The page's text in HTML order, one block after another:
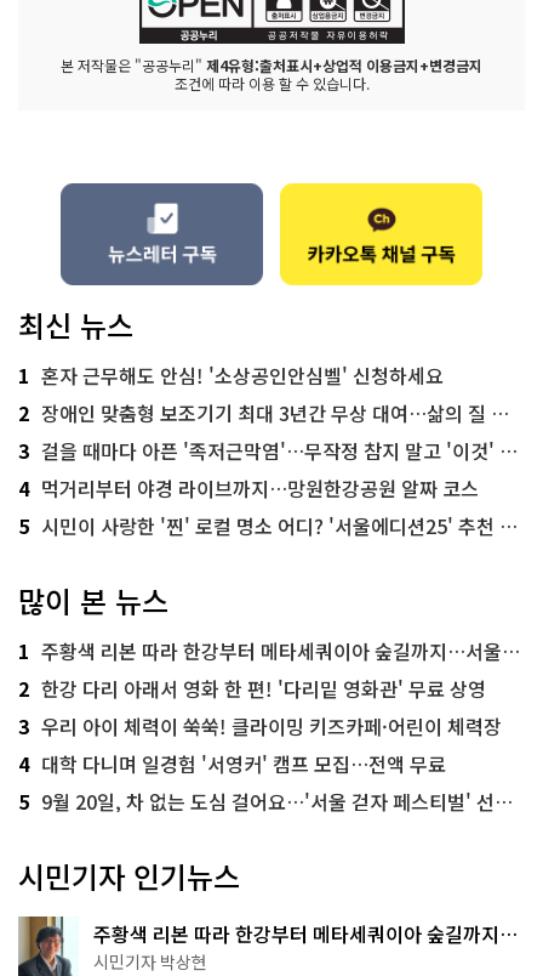
본 저작물은 "공공누리" 제4유형:출처표시+상업적 이용금지+변경금지
조건에 따라 이용 할 수 있습니다.
최신 뉴스
1 혼자 근무해도 안심! '소상공인안심벨' 신청하세요
2 장애인 맞춤형 보조기기 최대 3년간 무상 대여…삶의 질 높인다
3 걸을 때마다 아픈 '족저근막염'…무작정 참지 말고 '이것' 해보세요!
4 먹거리부터 야경 라이브까지…망원한강공원 알짜 코스
5 시민이 사랑한 '찐' 로컬 명소 어디? '서울에디션25' 추천 코스
많이 본 뉴스
1 주황색 리본 따라 한강부터 메타세쿼이아 숲길까지…서울둘레길 15코스
2 한강 다리 아래서 영화 한 편! '다리밑 영화관' 무료 상영
3 우리 아이 체력이 쑥쑥! 클라이밍 키즈카페·어린이 체력장
4 대학 다니며 일경험 '서영커' 캠프 모집…전액 무료
5 9월 20일, 차 없는 도심 걸어요…'서울 걷자 페스티벌' 선착순 5천명
시민기자 인기뉴스
주황색 리본 따라 한강부터 메타세쿼이아 숲길까지…
서울둘레길 15코스
시민기자 박상현